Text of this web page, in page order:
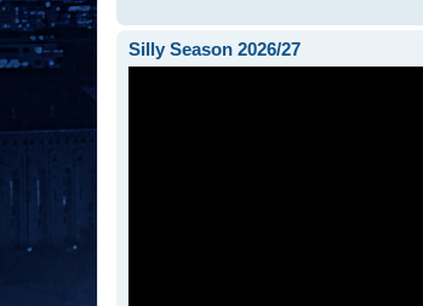
Silly Season 2026/27